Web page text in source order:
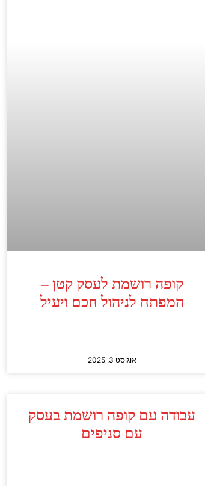
קופה רושמת לעסק קטן –
המפתח לניהול חכם ויעיל
אוגוסט 3, 2025
עבודה עם קופה רושמת בעסק
עם סניפים